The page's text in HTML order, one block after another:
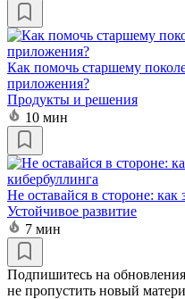
Как помочь старшему
приложения?
Продукты и решения
10 мин
Не оставайся в стороне: как
Устойчивое развитие
7 мин
Подпишитесь на
не пропустить новый